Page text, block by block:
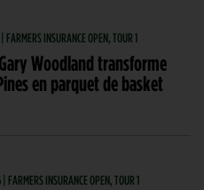
INSURANCE OPEN, TOUR 1
Woodland transforme
en parquet de basket
FARMERS INSURANCE OPEN, TOUR 1